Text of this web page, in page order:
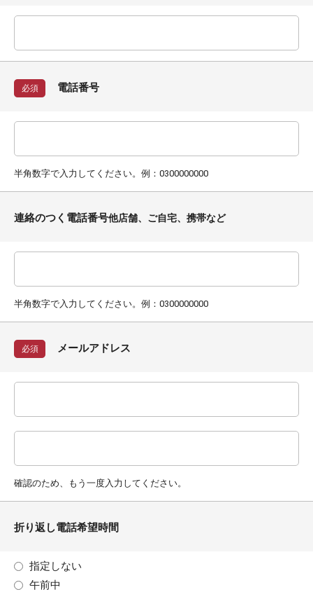
必須 電話番号
半角数字で入力してください。例：0300000000
連絡のつく電話番号他店舗、ご自宅、携帯など
半角数字で入力してください。例：0300000000
必須 メールアドレス
確認のため、もう一度入力してください。
折り返し電話希望時間
指定しない
午前中